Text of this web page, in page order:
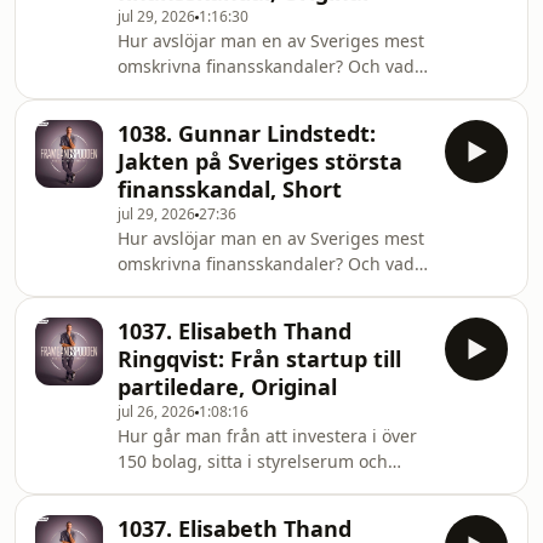
När känslor aldrig fick ta plats och en
förnedrande händelse i tonåren satte
djupa spår lovade han sig själv att
aldrig mer visa sig svag.Det löftet
ledde honom rakt in i Djurgård
jul 29, 2026 1:16:30
Hur avslöjar man en av Sveriges mest
omskrivna finansskandaler? Och vad
att ha bränt över 100 miljarder
kronor?I veckans avsnitt gästar
journalisten Gunnar Lindstedt,
mannen bakom avslöjandet av
Trustorhärvan som skakade svenskt
näringsliv. Han tar oss tillbaka till
sommaren 1997 när ett till synes
vanligt intervjuuppdrag ledde h
1038. Gunnar Lindstedt:
Jakten på Sveriges största
finansskandal, Short
jul 29, 202627:36
Hur avslöjar man en av Sveriges mest
omskrivna finansskandaler? Och vad
att ha bränt över 100 miljarder
kronor?I veckans avsnitt gästar
journalisten Gunnar Lindstedt,
mannen bakom avslöjandet av
Trustorhärvan som skakade svenskt
näringsliv. Han tar oss tillbaka till
sommaren 1997 när ett till synes
vanligt intervjuuppdrag ledde h
1037. Elisabeth Thand
Ringqvist: Från startup till
partiledare, Original
jul 26, 2026 1:08:16
Hur går man från att investera i över
150 bolag, sitta i styrelserum och
partier? I detta avsnitt gästar
1037. Elisabeth Thand